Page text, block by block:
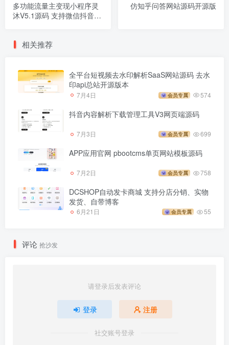
多功能流量主变现小程序灵
沐V5.1源码 支持微信抖音多
仿知乎问答网站源码开源版
相关推荐
全平台短视频去水印解析SaaS网站源码 去水
印api总站开源版本
7月4日 会员专属 574
抖音内容解析下载管理工具V3网页端源码
7月3日 会员专属 699
APP应用官网 pbootcms单页网站模板源码
7月2日 会员专属 758
DCSHOP自动发卡商城 支持分店分销、实物
发货、自带博客
6月21日 会员专属 55
评论 抢沙发
请登录后发表评论
登录 注册
社交账号登录